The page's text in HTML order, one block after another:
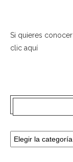
Si quieres
clic aquí